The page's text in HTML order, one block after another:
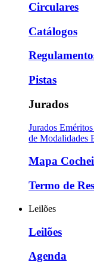
Circulares
Catálogos
Pistas
Jurados
Jurados Eméritos
de Modalidades
Mapa
Termo de
Leilões
Leilões
Agenda